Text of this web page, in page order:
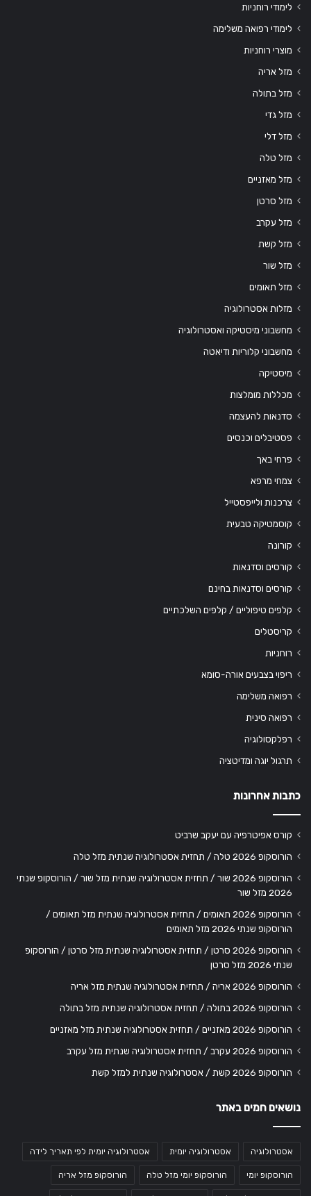
לימודי רוחניות
לימודי רפואה משלימה
מוצרי רוחניות
מזל אריה
מזל בתולה
מזל גדי
מזל דלי
מזל טלה
מזל מאזניים
מזל סרטן
מזל עקרב
מזל קשת
מזל שור
מזל תאומים
מזלות אסטרולוגיה
מחשבוני מיסטיקה ואסטרולוגיה
מחשבוני קלוריות ודיאטה
מיסטיקה
מכללות מומלצות
סדנאות להעצמה
פסטיבלים וכנסים
פרחי באך
צמחי מרפא
צרכנות ולייפסטייל
קוסמטיקה טבעית
קורונה
קורסים וסדנאות
קורסים וסדנאות בחינם
קלפים טיפוליים / קלפים השלכתיים
קריסטלים
רוחניות
ריפוי בצבעים אורה-סומא
רפואה משלימה
רפואה סינית
רפלקסולוגיה
תרגול יוגה ומדיטציה
כתבות אחרונות
קורס אפיטרפיה עם יעקב שרביט
הורוסקופ 2026 טלה / תחזית אסטרולוגיה שנתית מזל טלה
הורוסקופ 2026 שור / תחזית אסטרולוגיה שנתית מזל שור / הורוסקופ שנתי
2026 מזל שור
הורוסקופ 2026 תאומים / תחזית אסטרולוגיה שנתית מזל תאומים /
הורוסקופ שנתי 2026 מזל תאומים
הורוסקופ 2026 סרטן / תחזית אסטרולוגיה שנתית מזל סרטן / הורוסקופ
שנתי 2026 מזל סרטן
הורוסקופ 2026 אריה / תחזית אסטרולוגיה שנתית מזל אריה
הורוסקופ 2026 בתולה / תחזית אסטרולוגיה שנתית מזל בתולה
הורוסקופ 2026 מאזניים / תחזית אסטרולוגיה שנתית מזל מאזניים
הורוסקופ 2026 עקרב / תחזית אסטרולוגיה שנתית מזל עקרב
הורוסקופ 2026 קשת / אסטרולוגיה שנתית למזל קשת
נושאים חמים באתר
אסטרולוגיה אסטרולוגיה יומית אסטרולוגיה יומית לפי תאריך לידה
הורוסקופ יומי הורוסקופ יומי מזל טלה הורוסקופ מזל אריה